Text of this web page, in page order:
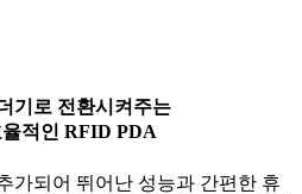
기로 전환시켜주는
적인 RFID PDA
가되어 뛰어난 성능과 간편한 휴